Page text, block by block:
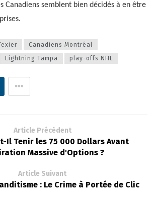
Canadiens semblent bien décidés à en être
Canadiens Montréal
Lightning Tampa play-offs NHL
Article Précédent
Il Tenir les 75 000 Dollars Avant
Massive d'Options ?
Article Suivant
: Le Crime à Portée de Clic